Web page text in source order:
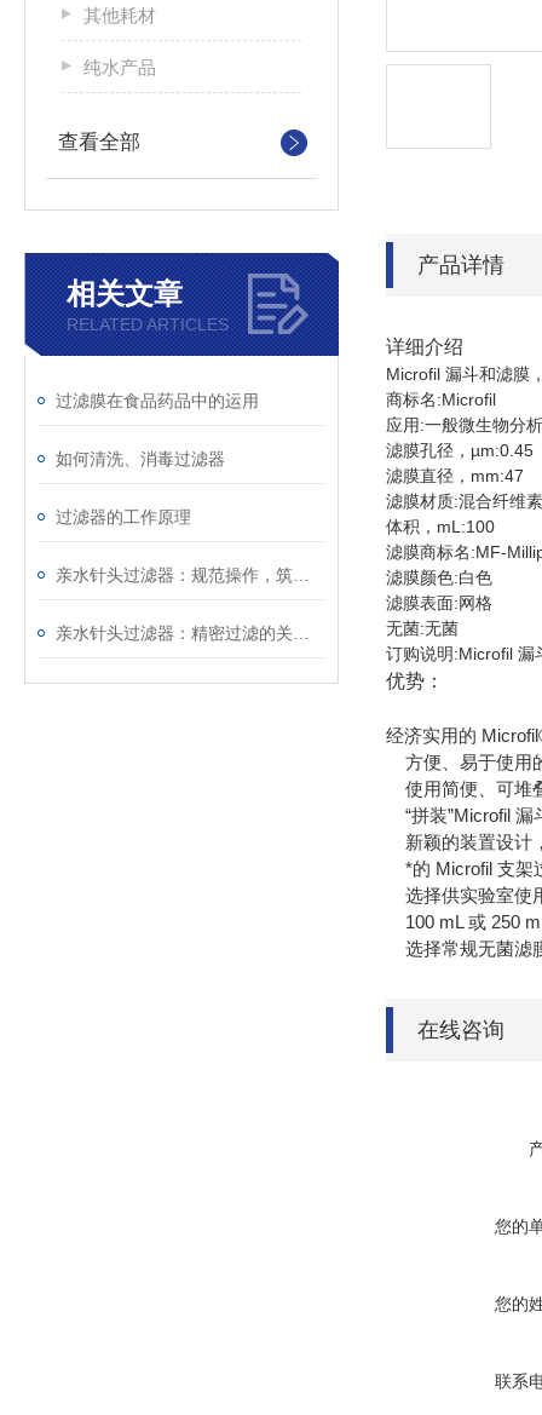
其他耗材
纯水产品
查看全部
相关文章
RELATED ARTICLES
过滤膜在食品药品中的运用
如何清洗、消毒过滤器
过滤器的工作原理
产品详情
详细介绍
Microfil 漏斗和滤膜
商标名:Microfil
应用:一般微生物分析
滤膜孔径，µm:0.45
滤膜直径，mm:47
滤膜材质:混合纤维
体积，mL:100
滤膜商标名:MF-
滤膜颜色:白色
滤膜表面:网格
无菌:无菌
订购说明:Microfil
优势：
经济实用的
方便、易于使用
使用简便、可堆
“拼装”Microfil 漏
新颖的装置设计
*的 Microfil 支架
选择供实验室使
100 mL 或 250
选择常规无菌滤
在线咨询
您的
您的
联系